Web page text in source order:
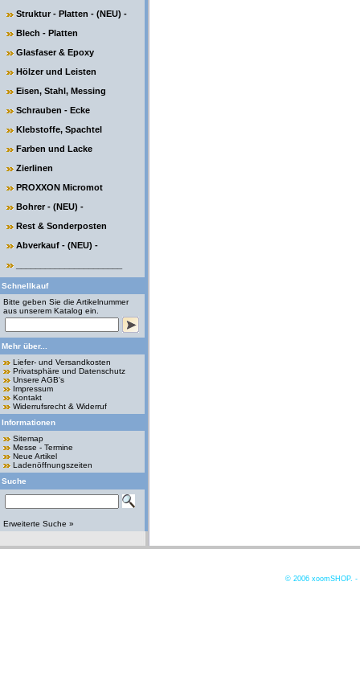
Struktur - Platten - (NEU) -
Blech - Platten
Glasfaser & Epoxy
Hölzer und Leisten
Eisen, Stahl, Messing
Schrauben - Ecke
Klebstoffe, Spachtel
Farben und Lacke
Zierlinen
PROXXON Micromot
Bohrer - (NEU) -
Rest & Sonderposten
Abverkauf - (NEU) -
Schnellkauf
Bitte geben Sie die Artikelnummer
aus unserem Katalog ein.
Mehr über...
Liefer- und Versandkosten
Privatsphäre und Datenschutz
Unsere AGB's
Impressum
Kontakt
Widerrufsrecht & Widerruf
Informationen
Sitemap
Messe - Termine
Neue Artikel
Ladenöffnungszeiten
Suche
Erweiterte Suche »
© 2006 xoomSHOP. -